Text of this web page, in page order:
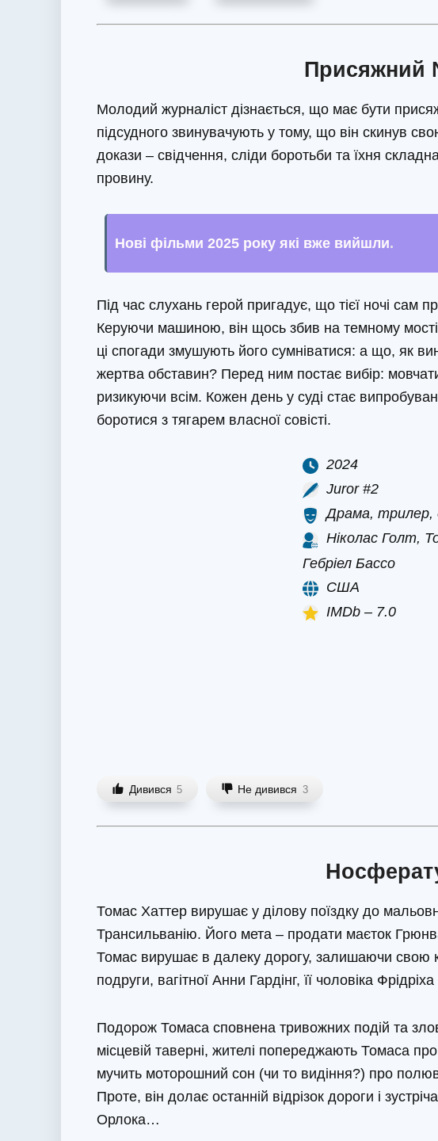
Присяжний
Молодий журналіст дізнається, що має бути
підсудного звинувачують у тому, що він скинув
докази – свідчення, сліди боротьби та їхня
провину.
Нові фільми 2025 року які вже вийшли.
Під час слухань герой пригадує, що тієї ночі сам
Керуючи машиною, він щось збив на темному
ці спогади змушують його сумніватися: а що, як
жертва обставин? Перед ним постає вибір:
ризикуючи всім. Кожен день у суді стає
боротися з тягарем власної совісті.
2024
Juror #2
Драма, трилер,
Ніколас Голт,
Гебріел Бассо
США
IMDb – 7.0
Дивився 5 Не дивився 3
Томас Хаттер вирушає у ділову поїздку до
Трансильванію. Його мета – продати маєток
Томас вирушає в далеку дорогу, залишаючи свою
подруги, вагітної Анни Гардінг, її чоловіка
Подорож Томаса сповнена тривожних подій та
місцевій таверні, жителі попереджають Томаса
мучить моторошний сон (чи то видіння?) про
Проте, він долає останній відрізок дороги і
Орлока…